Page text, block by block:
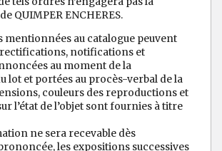
QUIMPER ENCHERES.
mentionnées au catalogue peuvent
rectifications, notifications et
au moment de la
lot et portées au procès-verbal de la
couleurs des reproductions et
l’état de l’objet sont fournies à titre
ne sera recevable dès
les expositions successives